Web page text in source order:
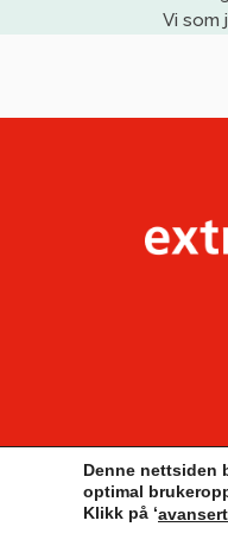
Vi som
Denne nettsiden
optimal
Klikk på ‘